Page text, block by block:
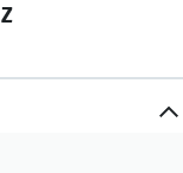
Z